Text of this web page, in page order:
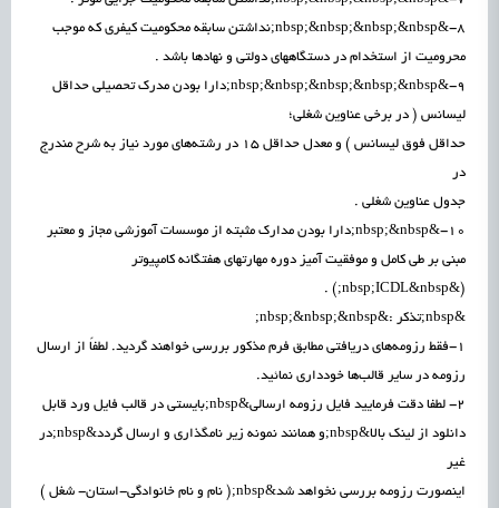
8-&nbsp;&nbsp;&nbsp;&nbsp;نداشتن سابقه محکومیت کیفری که موجب
محرومیت از استخدام در دستگاههای دولتی و نهادها باشد .
9-&nbsp;&nbsp;&nbsp;&nbsp;&nbsp;دارا بودن مدرک تحصیلی حداقل
لیسانس ( در برخی عناوین شغلی؛
حداقل فوق لیسانس ) و معدل حداقل 15 در رشته‌های مورد نیاز به شرح مندرج
در
جدول عناوین شغلی .
10-&nbsp;&nbsp;دارا بودن مدارک مثبته از موسسات آموزشی مجاز و معتبر
مبنی بر طی کامل و موفقیت آمیز دوره مهارتهای هفتگانه کامپیوتر
(&nbsp;ICDL&nbsp;) .
&nbsp;تذکر :&nbsp;&nbsp;&nbsp;
1-فقط رزومه‌های دریافتی مطابق فرم مذکور بررسی خواهند گردید. لطفاً از ارسال
رزومه در سایر قالب‌ها خودداری نمائید.
2- لطفا دقت فرمایید فایل رزومه ارسالی&nbsp;بایستی در قالب فایل ورد قابل
دانلود از لینک بالا&nbsp;و همانند نمونه زیر نامگذاری و ارسال گردد&nbsp;در
غیر
اینصورت رزومه بررسی نخواهد شد&nbsp;( نام و نام خانوادگی-استان- شغل )